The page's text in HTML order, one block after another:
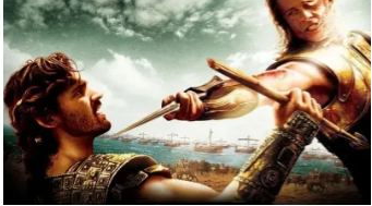
I film in uscita al cinema il
23 luglio: da Terapia di
Famiglia e Deep Water,
ecco le novità in sala!